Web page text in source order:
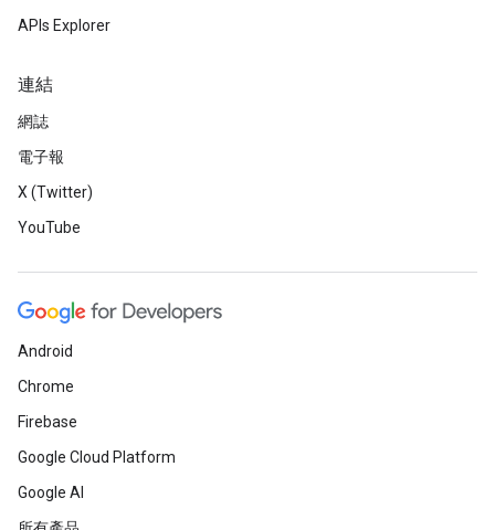
APIs Explorer
連結
網誌
電子報
X (Twitter)
YouTube
Android
Chrome
Firebase
Google Cloud Platform
Google AI